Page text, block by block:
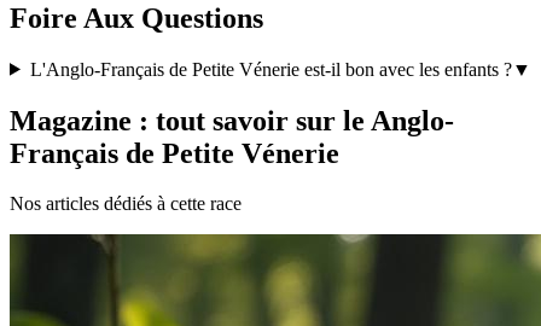
Foire Aux Questions
L'Anglo-Français de Petite Vénerie est-il bon avec les enfants ?▼
Magazine : tout savoir sur le Anglo-
Français de Petite Vénerie
Nos articles dédiés à cette race